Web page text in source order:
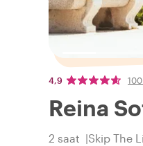
4,9
Reina
2 saat Skip The